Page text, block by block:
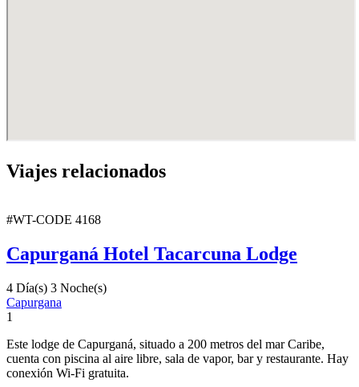
Viajes relacionados
#WT-CODE 4168
Capurganá Hotel Tacarcuna Lodge
4 Día(s) 3 Noche(s)
Capurgana
1
Este lodge de Capurganá, situado a 200 metros del mar Caribe,
cuenta con piscina al aire libre, sala de vapor, bar y restaurante. Hay
conexión Wi-Fi gratuita.